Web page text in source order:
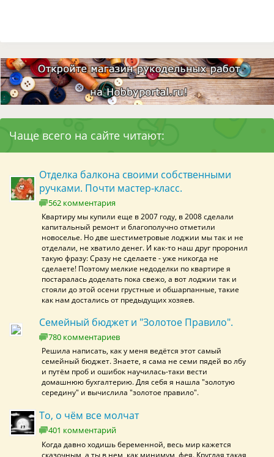
Чаще всего на сайте читают:
Отделка балкона своими собственными
ручками. Почти мастер-класс.
562 комментария
Квартиру мы купили еще в 2007 году, в 2008 сделали
капитальный ремонт и благополучно отметили
новоселье. Но две шестиметровые лоджии мы так и не
отделали, не хватило денег. И как-то наш друг проронил
такую фразу: Сразу не сделаете - уже никогда не
сделаете! Поэтому мелкие недоделки по квартире я
постаралась доделать пока свежо, а вот лоджии так и
стояли до этой осени грустные и обшарпанные, такие
как нам достались от предыдущих хозяев.
Семейный бюджет и "Золотое Правило".
780 комментариев
Решила написать, как у меня ведётся этот самый
семейный бюджет. Знаете, я сама не семи пядей во лбу
и путём проб и ошибок научилась-таки вести
домашнюю бухгалтерию. Для себя я нашла "золотую
середину" и вычислила "золотое правило".
То, о чём все молчат
401 комментарий
Когда давно ходишь беременной, весь мир кажется
сказочным, а ты в нем, как минимум, фея. Круглая такая